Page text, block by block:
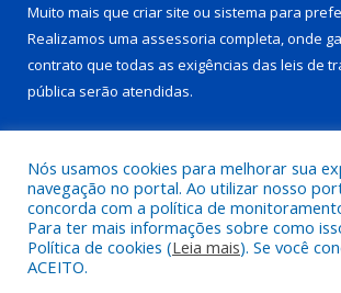
Muito mais que criar site ou sistema para
Realizamos uma assessoria completa, onde
contrato que todas as exigências das leis de
pública serão atendidas.
Todos os direitos reservados a Prefeitura
Nós usamos cookies para melhorar sua
navegação no portal. Ao utilizar nosso
concorda com a política de
Para ter mais informações sobre como
Política de cookies (Leia mais). Se você
ACEITO.